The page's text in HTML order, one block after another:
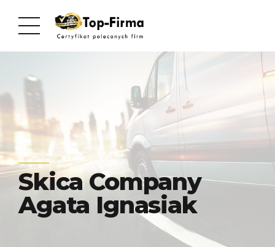
Skica Company
Agata Ignasiak